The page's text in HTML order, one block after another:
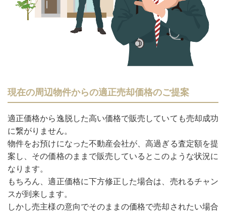
現在の周辺物件からの適正売却価格のご提案
適正価格から逸脱した高い価格で販売していても売却成功
に繋がりません。
物件をお預けになった不動産会社が、高過ぎる査定額を提
案し、その価格のままで販売しているとこのような状況に
なります。
もちろん、適正価格に下方修正した場合は、売れるチャン
スが到来します。
しかし売主様の意向でそのままの価格で売却されたい場合